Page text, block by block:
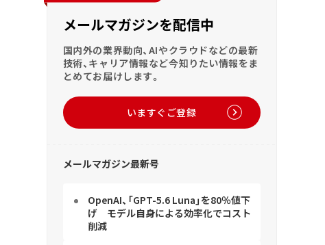
メールマガジンを配信中
国内外の業界動向、AIやクラウドなどの最新
技術、キャリア情報など今知りたい情報をま
とめてお届けします。
いますぐご登録
メールマガジン最新号
OpenAI、「GPT-5.6 Luna」を80％値下
げ モデル自身による効率化でコスト
削減